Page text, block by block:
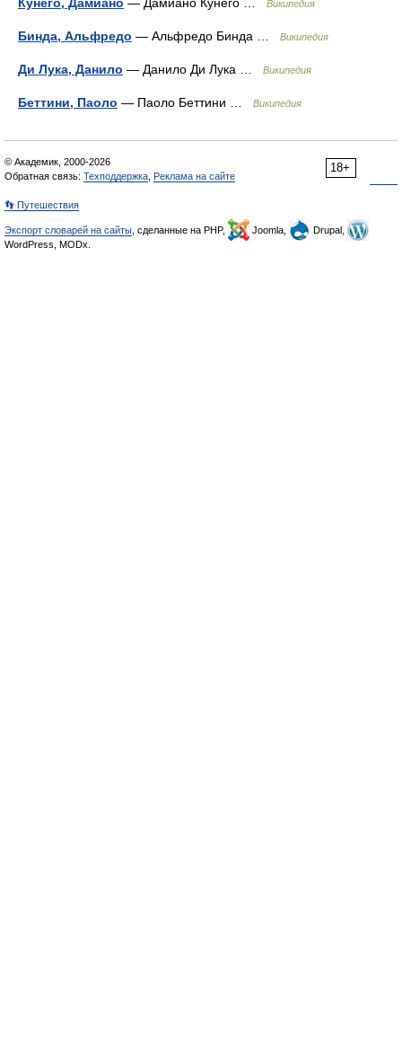
Википедия
Бинда, Альфредо — Альфредо Бинда … Википедия
Ди Лука, Данило — Данило Ди Лука … Википедия
Беттини, Паоло — Паоло Беттини … Википедия
18+
© Академик, 2000-2026
Обратная связь: Техподдержка Реклама на сайте
👣 Путешествия
Экспорт словарей на сайты , сделанные на PHP, Joomla,
Drupal,
WordPress, MODx.